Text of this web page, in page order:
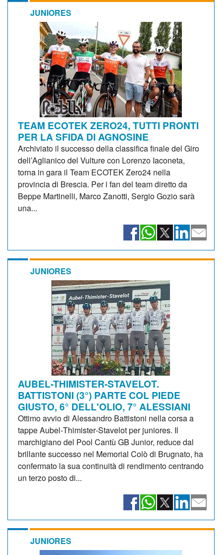
JUNIORES
TEAM ECOTEK ZERO24, TUTTI PRONTI
PER LA SFIDA DI AGNOSINE
Archiviato il successo della classifica finale del Giro
dell’Aglianico del Vulture con Lorenzo Iaconeta,
torna in gara il Team ECOTEK Zero24 nella
provincia di Brescia. Per i fan del team diretto da
Beppe Martinelli, Marco Zanotti, Sergio Gozio sarà
una...
JUNIORES
AUBEL-THIMISTER-STAVELOT.
BATTISTONI (3°) PARTE COL PIEDE
GIUSTO, 6° DELL'OLIO, 7° ALESSIANI
Ottimo avvio di Alessandro Battistoni nella corsa a
tappe Aubel‑Thimister‑Stavelot per juniores. Il
marchigiano del Pool Cantù GB Junior, reduce dal
brillante successo nel Memorial Colò di Brugnato, ha
confermato la sua continuità di rendimento centrando
un terzo posto di...
JUNIORES